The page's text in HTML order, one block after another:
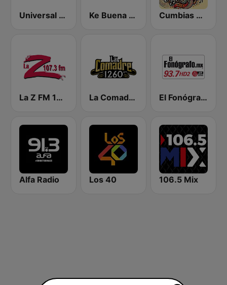
Universal 88.1 FM Ke Buena 92.9 FM Cumbias Mix
La Z FM 107.3 La Comadre 1260 AM El Fonógrafo HD2
Alfa Radio Los 40 106.5 Mix